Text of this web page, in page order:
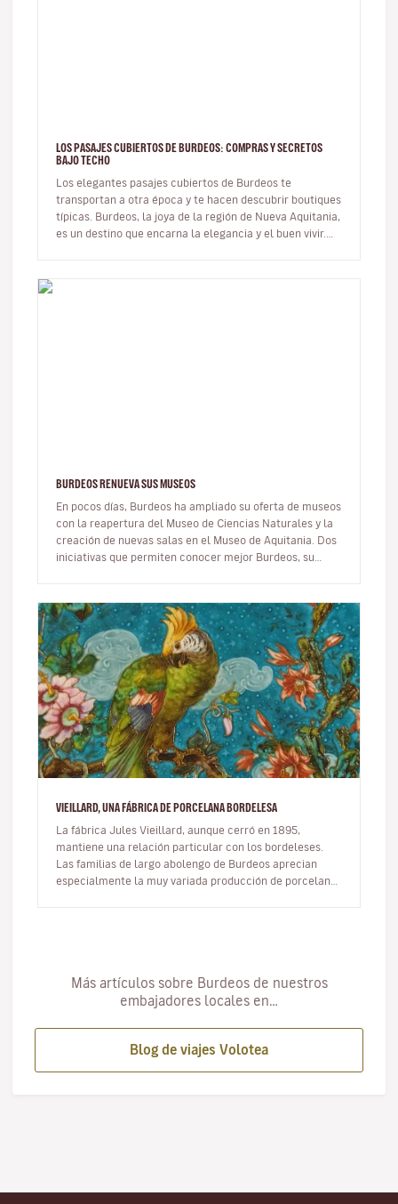
LOS PASAJES CUBIERTOS DE BURDEOS: COMPRAS Y SECRETOS
BAJO TECHO
Los elegantes pasajes cubiertos de Burdeos te
transportan a otra época y te hacen descubrir boutiques
típicas. Burdeos, la joya de la región de Nueva Aquitania,
es un destino que encarna la elegancia y el buen vivir.
BURDEOS RENUEVA SUS MUSEOS
En pocos días, Burdeos ha ampliado su oferta de museos
con la reapertura del Museo de Ciencias Naturales y la
creación de nuevas salas en el Museo de Aquitania. Dos
iniciativas que permiten conocer mejor Burdeos, su
VIEILLARD, UNA FÁBRICA DE PORCELANA BORDELESA
La fábrica Jules Vieillard, aunque cerró en 1895,
mantiene una relación particular con los bordeleses.
Las familias de largo abolengo de Burdeos aprecian
especialmente la muy variada producción de porcelana
Más artículos sobre Burdeos de nuestros
embajadores locales en…
Blog de viajes Volotea